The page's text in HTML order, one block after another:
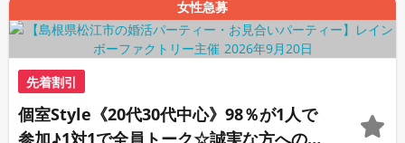
女性急募
先着割引
個室Style《20代30代中心》98％が1人で
参加♪1対1で全員トーク☆誠実な方への婚